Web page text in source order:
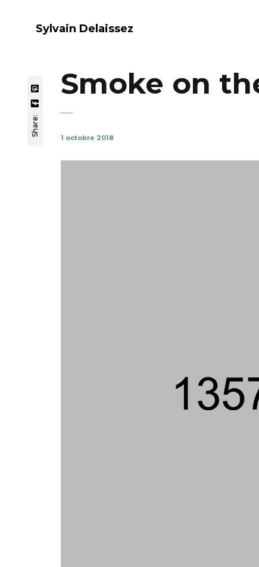
Sylvain Delaissez
Smoke on
Share:
1 octobre 2018